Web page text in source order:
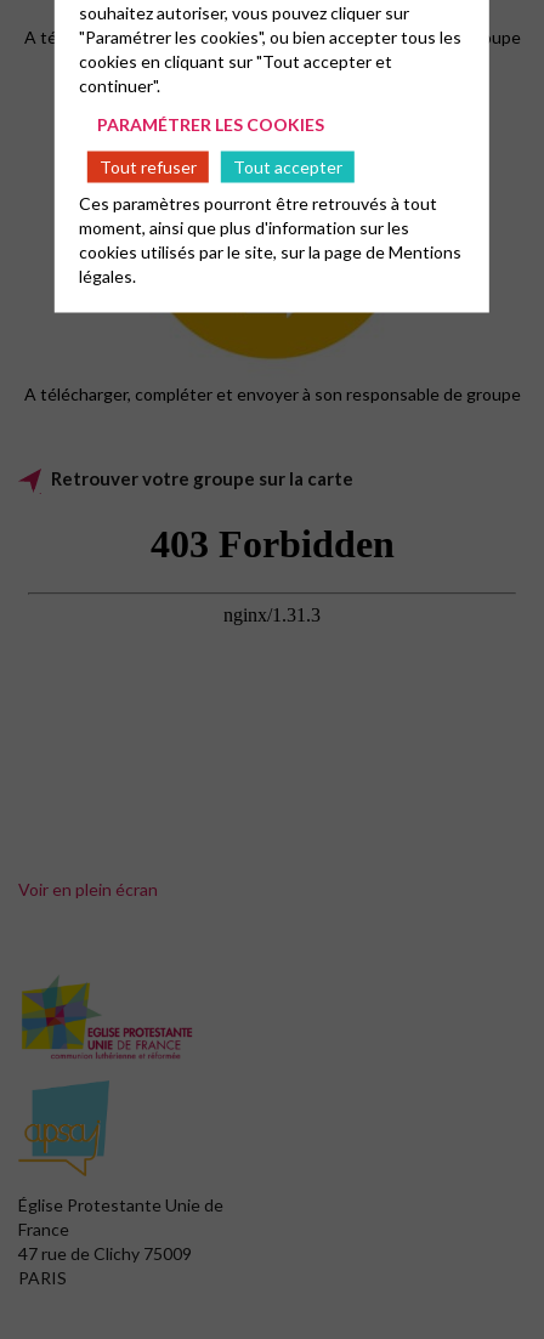
A télécharger, compléter et envoyer à son responsable de groupe
A télécharger, compléter et envoyer à son responsable de groupe
Retrouver votre groupe sur la carte
Voir en plein écran
Église Protestante Unie de
France
47 rue de Clichy 75009
PARIS
souhaitez autoriser, vous pouvez cliquer sur
"Paramétrer les cookies", ou bien accepter tous les
cookies en cliquant sur "Tout accepter et
continuer".
PARAMÉTRER LES COOKIES
Tout refuser
Tout accepter
Ces paramètres pourront être retrouvés à tout
moment, ainsi que plus d'information sur les
cookies utilisés par le site, sur la page deMentions
légales.